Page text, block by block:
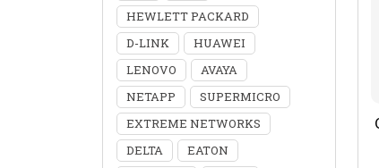
HEWLETT PACKARD
D-LINK
HUAWEI
LENOVO
AVAYA
NETAPP
SUPERMICRO
EXTREME NETWORKS
DELTA
EATON